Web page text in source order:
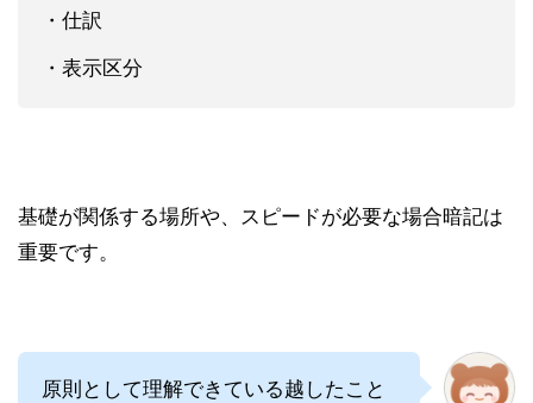
・仕訳
・表示区分
基礎が関係する場所や、スピードが必要な場合暗記は
重要です。
原則として理解できている越したこと